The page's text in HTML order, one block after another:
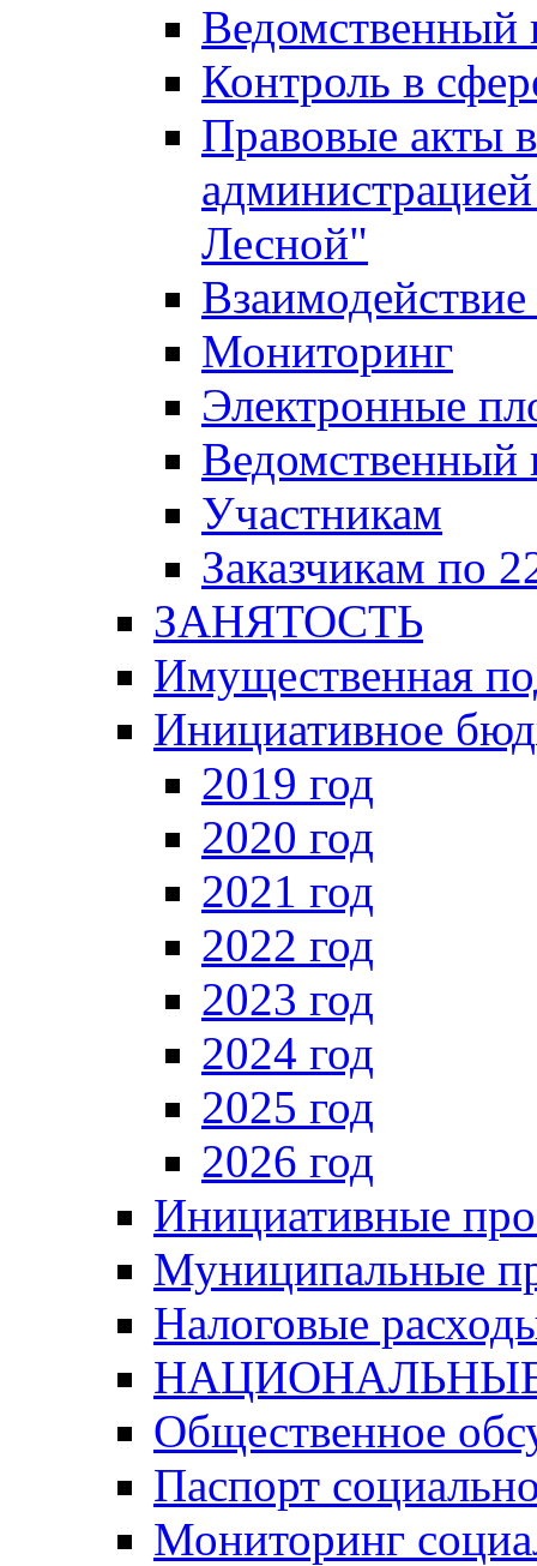
Ведомственный
Контроль в
Правовые акты
Лесной"
Мониторинг
Электронные
Ведомственный
Участникам
Заказчикам по
ЗАНЯТОСТЬ
Имущественная
Инициативное
2019 год
2020 год
2021 год
2022 год
2023 год
2024 год
2025 год
2026 год
Инициативные
Муниципальные
Налоговые
Общественное
Паспорт
Мониторинг